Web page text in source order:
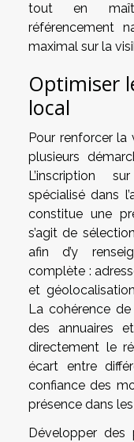
tout en
référencement
maximal sur la
Optimiser
local
Pour renforcer la
plusieurs
L’inscription
spécialisé dans
constitue une
s’agit de
afin d’y
complète :
et
La cohérence
des annuaires
directement le
écart entre
confiance des
présence dans
Développer des